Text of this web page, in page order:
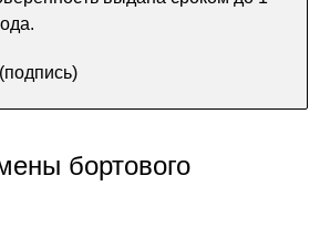
бортового